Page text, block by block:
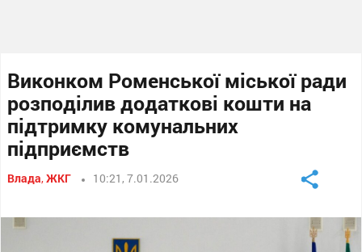
Виконком Роменської міської ради
розподілив додаткові кошти на
підтримку комунальних
підприємств
Влада,ЖКГ 10:21, 7.01.2026